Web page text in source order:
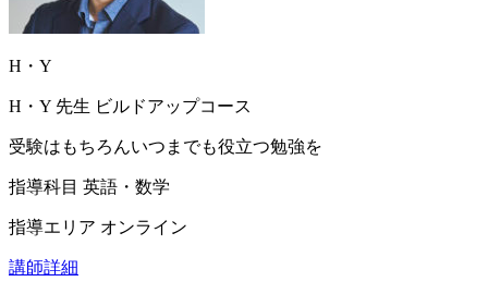
H・Y
H・Y 先生 ビルドアップコース
受験はもちろんいつまでも役立つ勉強を
指導科目 英語・数学
指導エリア オンライン
講師詳細